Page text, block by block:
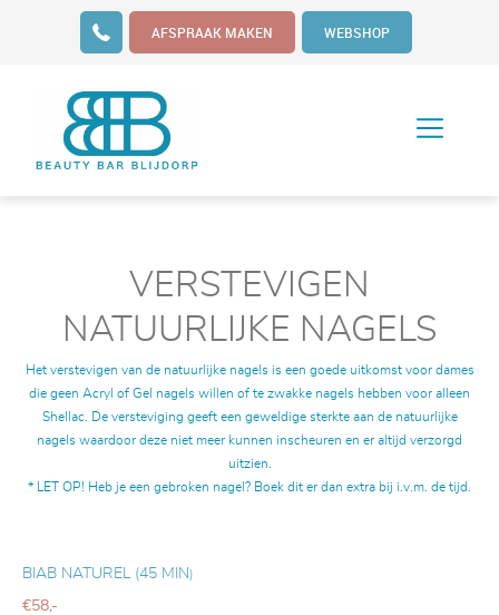
AFSPRAAK MAKEN WEBSHOP
VERSTEVIGEN
NATUURLIJKE NAGELS
Het verstevigen van de natuurlijke nagels is een goede uitkomst voor dames
die geen Acryl of Gel nagels willen of te zwakke nagels hebben voor alleen
Shellac. De versteviging geeft een geweldige sterkte aan de natuurlijke
nagels waardoor deze niet meer kunnen inscheuren en er altijd verzorgd
uitzien.
* LET OP! Heb je een gebroken nagel? Boek dit er dan extra bij i.v.m. de tijd.
BIAB NATUREL (45 MIN)
€58,-